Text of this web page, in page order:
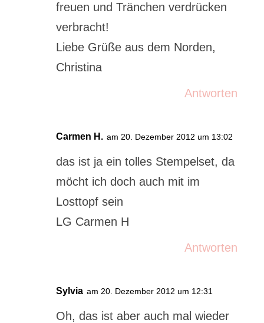
freuen und Tränchen verdrücken
verbracht!
Liebe Grüße aus dem Norden,
Christina
Antworten
Carmen H. am 20. Dezember 2012 um 13:02
das ist ja ein tolles Stempelset, da
möcht ich doch auch mit im
Losttopf sein
LG Carmen H
Antworten
Sylvia am 20. Dezember 2012 um 12:31
Oh, das ist aber auch mal wieder